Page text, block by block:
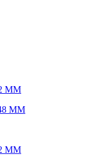
ММ
ММ
ММ